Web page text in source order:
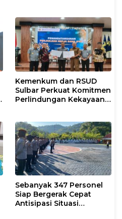
Kemenkum dan RSUD
Sulbar Perkuat Komitmen
Perlindungan Kekayaan
Sebanyak 347 Personel
Siap Bergerak Cepat
Antisipasi Situasi